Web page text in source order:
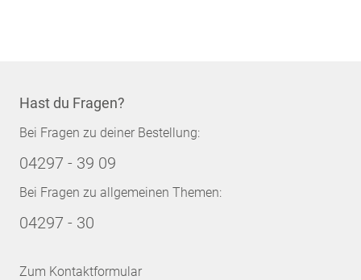
Hast du Fragen?
Bei Fragen zu deiner Bestellung:
04297 - 39 09
Bei Fragen zu allgemeinen Themen:
04297 - 30
Zum Kontaktformular